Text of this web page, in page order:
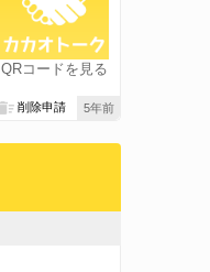
QRコードを見る
5年前
削除申請